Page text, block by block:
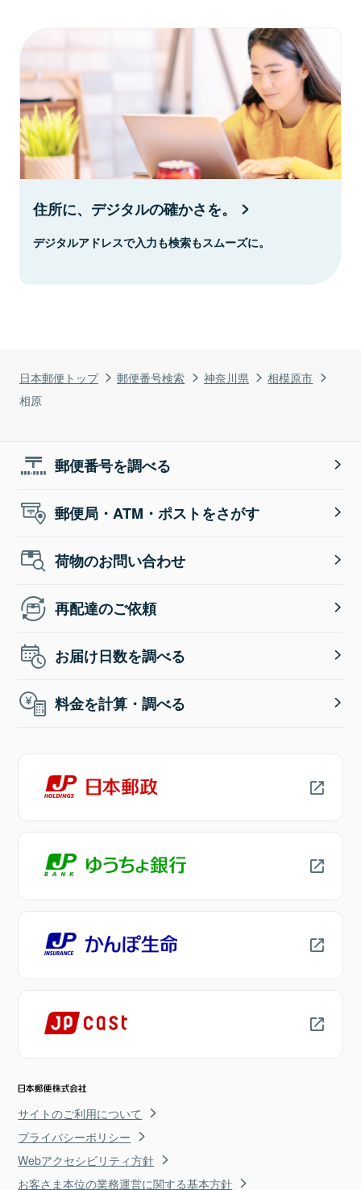
日本郵便トップ 郵便番号検索 神奈川県
相模原市
相原
住所に、デジタルの確かさを。
デジタルアドレスで入力も検索もスムーズに。
郵便番号を調べる
郵便局・ATM・ポストをさがす
荷物のお問い合わせ
再配達のご依頼
お届け日数を調べる
料金を計算・調べる
サイトのご利用について
プライバシーポリシー
Webアクセシビリティ方針
お客さま本位の業務運営に関する基本方針